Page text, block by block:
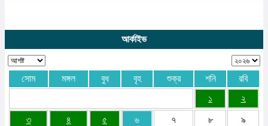
আর্কাইভ
সোম মঙ্গল বুধ বৃহ শুক্র শনি
রবি
১
২
৩ ৪ ৫ ৬ ৭ ৮ ৯